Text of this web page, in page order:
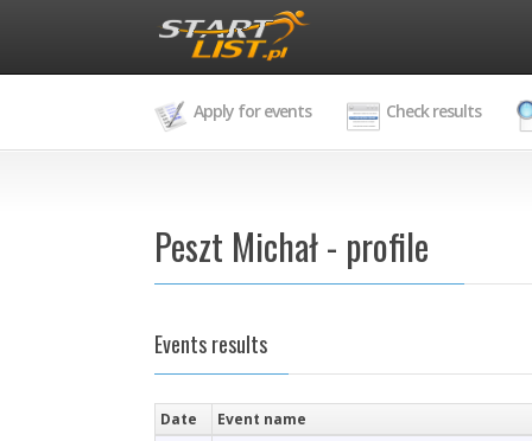
Apply for events Check results
Peszt Michał - profile
Events results
Date Event name